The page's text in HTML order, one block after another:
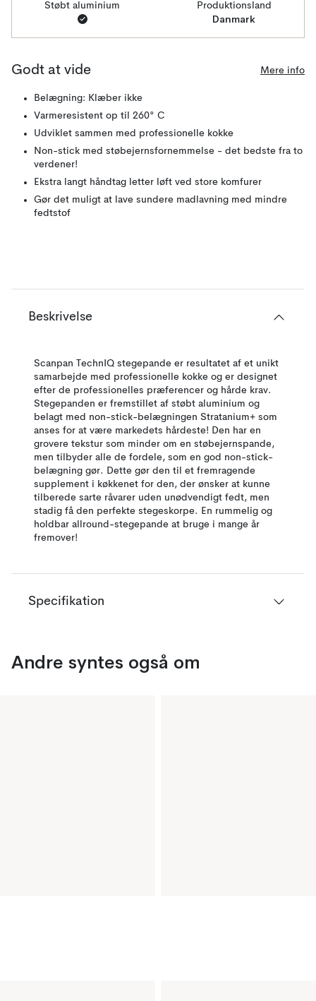
Støbt aluminium Produktionsland
Danmark
Godt at vide Mere info
Belægning: Klæber ikke
Varmeresistent op til 260° C
Udviklet sammen med professionelle kokke
Non-stick med støbejernsfornemmelse - det bedste fra to
verdener!
Ekstra langt håndtag letter løft ved store komfurer
Gør det muligt at lave sundere madlavning med mindre
fedtstof
Beskrivelse
Scanpan TechnIQ stegepande er resultatet af et unikt
samarbejde med professionelle kokke og er designet
efter de professionelles præferencer og hårde krav.
Stegepanden er fremstillet af støbt aluminium og
belagt med non-stick-belægningen Stratanium+ som
anses for at være markedets hårdeste! Den har en
grovere tekstur som minder om en støbejernspande,
men tilbyder alle de fordele, som en god non-stick-
belægning gør. Dette gør den til et fremragende
supplement i køkkenet for den, der ønsker at kunne
tilberede sarte råvarer uden unødvendigt fedt, men
stadig få den perfekte stegeskorpe. En rummelig og
holdbar allround-stegepande at bruge i mange år
fremover!
Specifikation
Andre syntes også om